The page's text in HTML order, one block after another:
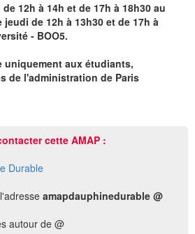
12h à 14h et de 17h à 18h30 au
de 12h à 13h30 et de 17h à
- BOO5.
uniquement aux étudiants,
de l'administration de Paris
cette AMAP :
Durable
amapdauphinedurable @
autour de @